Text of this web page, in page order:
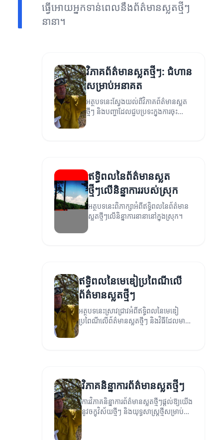
ធ្វើអោយអ្នកទាន់ពេលនឹងព័ត៌មានស្លតថ្មីៗ
នានា។
វិភាគព័ត៌មានស្លតថ្មីៗ: ជំហាន
សម្រាប់អនាគត
អត្ថបទនេះស្វែងយល់ពីវិភាគព័ត៌មានស្លត
ថ្មីៗ និងបញ្ហាដែលជួបប្រទះក្នុងការចុះ
ឥទ្ធិពលនៃព័ត៌មានស្លត
ថ្មីៗលើនិន្នាការរបស់ស្រុក
អត្ថបទនេះពិភាក្សាអំពីឥទ្ធិពលនៃព័ត៌មាន
ស្លតថ្មីៗលើនិន្នាការនានានៅក្នុងស្រុក។
ឥទ្ធិពលនៃមេឌៀប្រពៃណីលើ
ព័ត៌មានស្លតថ្មីៗ
អត្ថបទនេះស្រាវជ្រាវអំពីឥទ្ធិពលនៃមេឌៀ
ប្រពៃណីលើព័ត៌មានស្លតថ្មីៗ និងវិធីដែលមាន
វិភាគនិន្នាការព័ត៌មានស្លតថ្មីៗ
ការវិភាគនិន្នាការព័ត៌មានស្លតថ្មីៗផ្តល់ឱ្យយើង
នូវចក្ខុវិស័យថ្មីៗ និងយុទ្ធសាស្ត្រថ្មីសម្រាប់ការ
ផ្សាយព័ត៌មាន។